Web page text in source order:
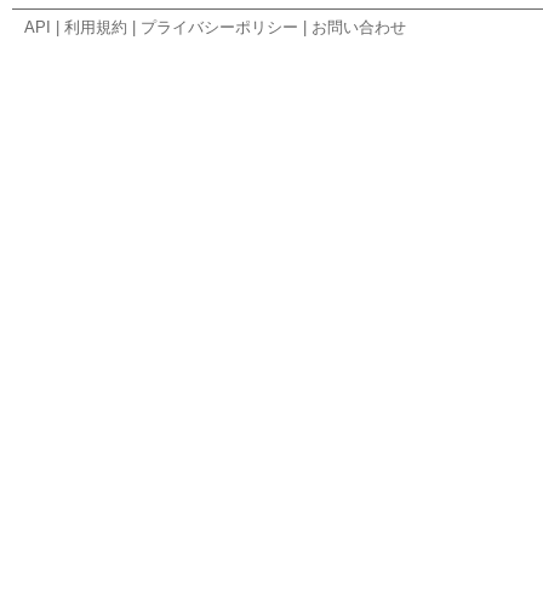
API 利用規約 プライバシーポリシー お問い合わせ